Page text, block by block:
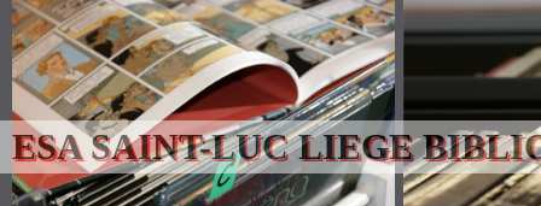
ESA SAINT-LUC LIEGE